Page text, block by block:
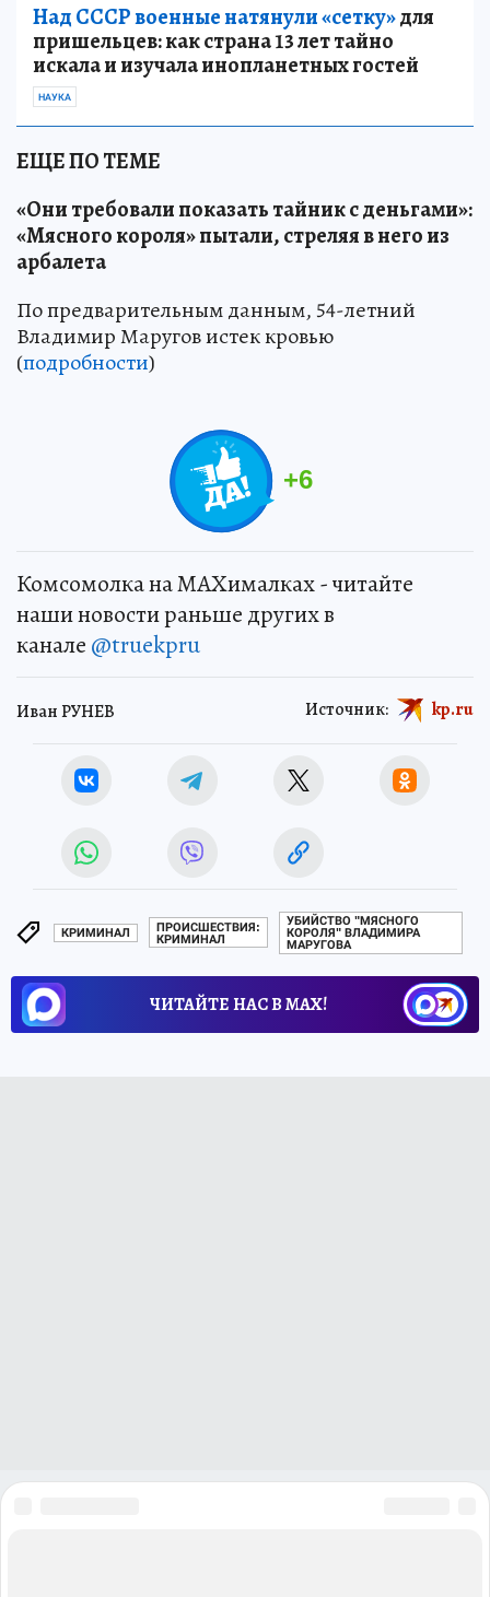
Над СССР военные натянули «сетку»для
пришельцев: как страна 13 лет тайно
искала и изучала инопланетных гостей
НАУКА
ЕЩЕ ПО ТЕМЕ
«Они требовали показать тайник с деньгами»:
«Мясного короля» пытали, стреляя в него из
арбалета
По предварительным данным, 54-летний
Владимир Маругов истек кровью
(подробности)
+6
Комсомолка на MAXималках - читайте
наши новости раньше других в
канале @truekpru
Иван РУНЕВ Источник: kp.ru
КРИМИНАЛ
ПРОИСШЕСТВИЯ:
КРИМИНАЛ
УБИЙСТВО "МЯСНОГО
КОРОЛЯ" ВЛАДИМИРА
МАРУГОВА
ЧИТАЙТЕ НАС В МАХ!